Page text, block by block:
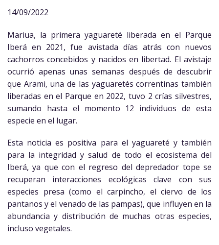
14/09/2022
Mariua, la primera yaguareté liberada en el Parque
Iberá en 2021, fue avistada días atrás con nuevos
cachorros concebidos y nacidos en libertad. El avistaje
ocurrió apenas unas semanas después de descubrir
que Arami, una de las yaguaretés correntinas también
liberadas en el Parque en 2022, tuvo 2 crías silvestres,
sumando hasta el momento 12 individuos de esta
especie en el lugar.
Esta noticia es positiva para el yaguareté y también
para la integridad y salud de todo el ecosistema del
Iberá, ya que con el regreso del depredador tope se
recuperan interacciones ecológicas clave con sus
especies presa (como el carpincho, el ciervo de los
pantanos y el venado de las pampas), que influyen en la
abundancia y distribución de muchas otras especies,
incluso vegetales.